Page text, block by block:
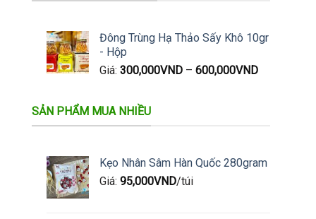
Đông Trùng Hạ Thảo Sấy Khô 10gr
- Hộp
Giá: 300,000VND– 600,000VND
SẢN PHẨM MUA NHIỀU
Kẹo Nhân Sâm Hàn Quốc 280gram
Giá: 95,000VND/túi